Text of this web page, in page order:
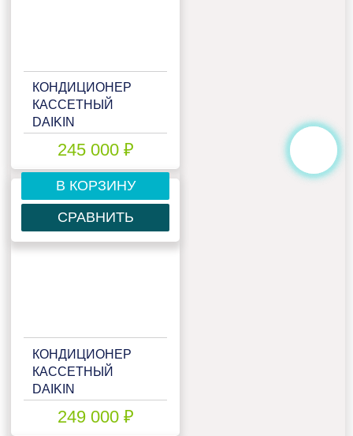
КОНДИЦИОНЕР
КАССЕТНЫЙ
DAIKIN
245 000 ₽
В КОРЗИНУ
СРАВНИТЬ
КОНДИЦИОНЕР
КАССЕТНЫЙ
DAIKIN
249 000 ₽